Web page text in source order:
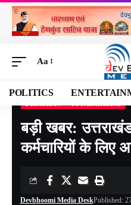
Aa
POLITICS
Devbhoomi Media Blog>
बड़ी खबर:
कर्मचारियों के लिए
Devbhoomi Media DeskPublished: